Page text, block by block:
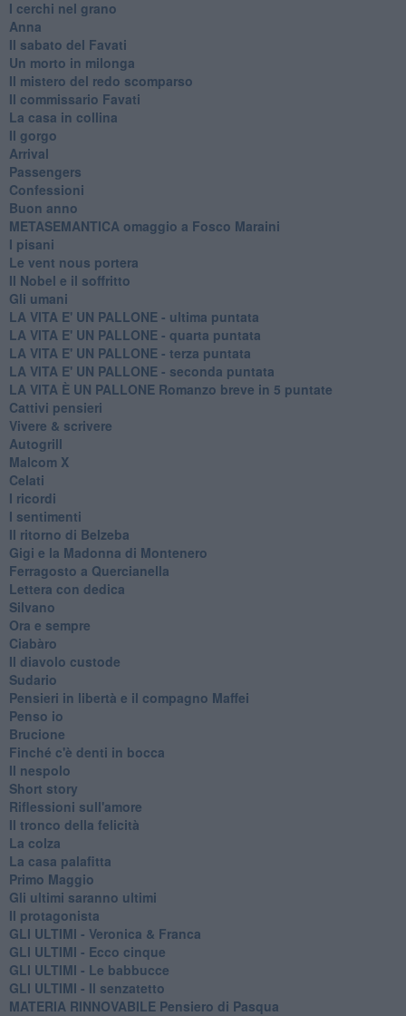
I cerchi nel grano
Anna
Il sabato del Favati
Un morto in milonga
Il mistero del redo scomparso
Il commissario Favati
La casa in collina
Il gorgo
Arrival
Passengers
Confessioni
Buon anno
METASEMANTICA omaggio a Fosco Maraini
I pisani
Le vent nous portera
Il Nobel e il soffritto
Gli umani
LA VITA E' UN PALLONE - ultima puntata
LA VITA E' UN PALLONE - quarta puntata
LA VITA E' UN PALLONE - terza puntata
LA VITA E' UN PALLONE - seconda puntata
LA VITA È UN PALLONE Romanzo breve in 5 puntate
Cattivi pensieri
Vivere & scrivere
Autogrill
Malcom X
Celati
I ricordi
I sentimenti
Il ritorno di Belzeba
Gigi e la Madonna di Montenero
Ferragosto a Quercianella
Lettera con dedica
Silvano
Ora e sempre
Ciabàro
Il diavolo custode
Sudario
Pensieri in libertà e il compagno Maffei
Penso io
Brucione
Finché c'è denti in bocca
Il nespolo
Short story
Riflessioni sull'amore
Il tronco della felicità
La colza
La casa palafitta
Primo Maggio
Gli ultimi saranno ultimi
Il protagonista
GLI ULTIMI - Veronica & Franca
GLI ULTIMI - Ecco cinque
GLI ULTIMI - Le babbucce
GLI ULTIMI - Il senzatetto
MATERIA RINNOVABILE Pensiero di Pasqua